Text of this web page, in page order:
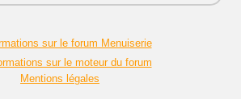
sur le forum Menuiserie
sur le moteur du forum
Mentions légales